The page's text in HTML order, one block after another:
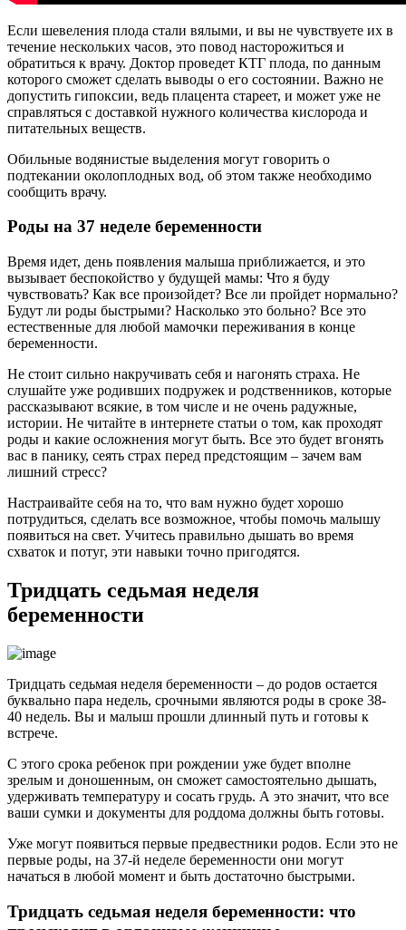
Если шевеления плода стали вялыми, и вы не чувствуете их в
течение нескольких часов, это повод насторожиться и
обратиться к врачу. Доктор проведет КТГ плода, по данным
которого сможет сделать выводы о его состоянии. Важно не
допустить гипоксии, ведь плацента стареет, и может уже не
справляться с доставкой нужного количества кислорода и
питательных веществ.
Обильные водянистые выделения могут говорить о
подтекании околоплодных вод, об этом также необходимо
сообщить врачу.
Роды на 37 неделе беременности
Время идет, день появления малыша приближается, и это
вызывает беспокойство у будущей мамы: Что я буду
чувствовать? Как все произойдет? Все ли пройдет нормально?
Будут ли роды быстрыми? Насколько это больно? Все это
естественные для любой мамочки переживания в конце
беременности.
Не стоит сильно накручивать себя и нагонять страха. Не
слушайте уже родивших подружек и родственников, которые
рассказывают всякие, в том числе и не очень радужные,
истории. Не читайте в интернете статьи о том, как проходят
роды и какие осложнения могут быть. Все это будет вгонять
вас в панику, сеять страх перед предстоящим – зачем вам
лишний стресс?
Настраивайте себя на то, что вам нужно будет хорошо
потрудиться, сделать все возможное, чтобы помочь малышу
появиться на свет. Учитесь правильно дышать во время
схваток и потуг, эти навыки точно пригодятся.
Тридцать седьмая неделя
беременности
Тридцать седьмая неделя беременности – до родов остается
буквально пара недель, срочными являются роды в сроке 38-
40 недель. Вы и малыш прошли длинный путь и готовы к
встрече.
С этого срока ребенок при рождении уже будет вполне
зрелым и доношенным, он сможет самостоятельно дышать,
удерживать температуру и сосать грудь. А это значит, что все
ваши сумки и документы для роддома должны быть готовы.
Уже могут появиться первые предвестники родов. Если это не
первые роды, на 37-й неделе беременности они могут
начаться в любой момент и быть достаточно быстрыми.
Тридцать седьмая неделя беременности: что